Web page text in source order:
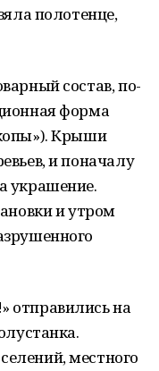
полотенце,
состав, по-
форма
Крыши
и поначалу
украшение.
и утром
отправились на
местного